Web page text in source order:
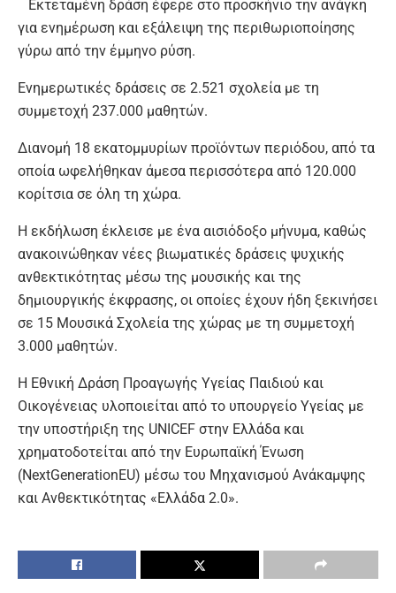
Εκτεταμένη δράση έφερε στο προσκήνιο την ανάγκη
για ενημέρωση και εξάλειψη της περιθωριοποίησης
γύρω από την έμμηνο ρύση.
Ενημερωτικές δράσεις σε 2.521 σχολεία με τη
συμμετοχή 237.000 μαθητών.
Διανομή 18 εκατομμυρίων προϊόντων περιόδου, από τα
οποία ωφελήθηκαν άμεσα περισσότερα από 120.000
κορίτσια σε όλη τη χώρα.
Η εκδήλωση έκλεισε με ένα αισιόδοξο μήνυμα, καθώς
ανακοινώθηκαν νέες βιωματικές δράσεις ψυχικής
ανθεκτικότητας μέσω της μουσικής και της
δημιουργικής έκφρασης, οι οποίες έχουν ήδη ξεκινήσει
σε 15 Μουσικά Σχολεία της χώρας με τη συμμετοχή
3.000 μαθητών.
Η Εθνική Δράση Προαγωγής Υγείας Παιδιού και
Οικογένειας υλοποιείται από το υπουργείο Υγείας με
την υποστήριξη της UNICEF στην Ελλάδα και
χρηματοδοτείται από την Ευρωπαϊκή Ένωση
(NextGenerationEU) μέσω του Μηχανισμού Ανάκαμψης
και Ανθεκτικότητας «Ελλάδα 2.0».